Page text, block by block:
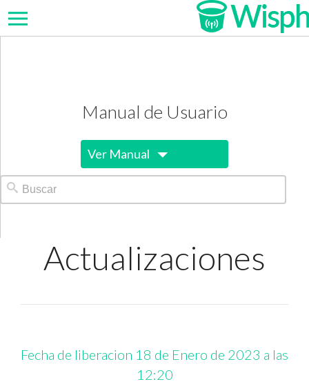
Manual de Usuario
Ver Manual
Actualizaciones
Fecha de liberacion 18 de Enero de 2023 a las
12:20